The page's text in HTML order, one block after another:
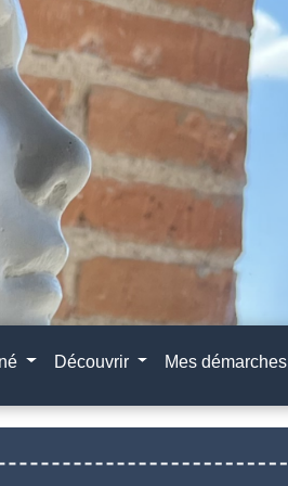
Découvrir Mes démarches